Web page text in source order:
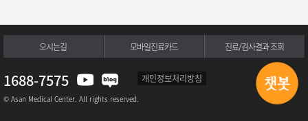
오시는길 모바일진료카드 진료/검사결과 조회
1688-7575 개인정보처리방침
© Asan Medical Center. All rights reserved.